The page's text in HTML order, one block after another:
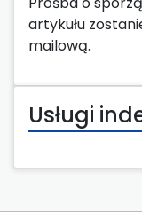
artykułu
mailową.
Usługi